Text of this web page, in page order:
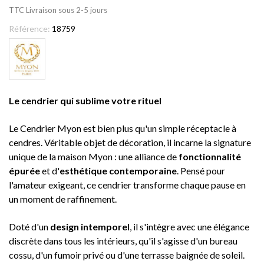
TTCLivraison sous 2-5 jours
Référence: 18759
Le cendrier qui sublime votre rituel
Le Cendrier Myon est bien plus qu'un simple réceptacle à
cendres. Véritable objet de décoration, il incarne la signature
unique de la maison Myon : une alliance de fonctionnalité
épuréeet d'esthétique contemporaine. Pensé pour
l'amateur exigeant, ce cendrier transforme chaque pause en
un moment de raffinement.
Doté d'un design intemporel, il s'intègre avec une élégance
discrète dans tous les intérieurs, qu'il s'agisse d'un bureau
cossu, d'un fumoir privé ou d'une terrasse baignée de soleil.